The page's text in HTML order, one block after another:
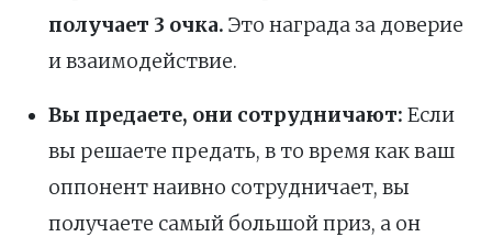
получает 3 очка. Это награда за доверие
и взаимодействие.
Вы предаете, они сотрудничают: Если
вы решаете предать, в то время как ваш
оппонент наивно сотрудничает, вы
получаете самый большой приз, а он